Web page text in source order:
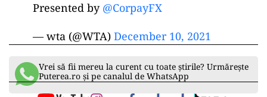
Presented by @CorpayFX
— wta (@WTA) December 10, 2021
Vrei să fii mereu la curent cu toate știrile? Urmărește
Puterea.ro și pe canalul de WhatsApp